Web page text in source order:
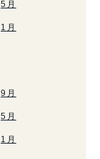
5月
1月
9月
5月
1月